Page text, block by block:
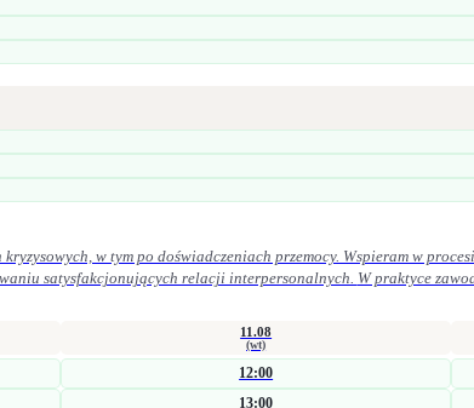
w tym po doświadczeniach przemocy. Wspieram w
W praktyce zawodowej kieruję się zasadami etyki zawodowej. Szczególne
zgłaszającej się po pomoc.
11.08
(wt)
12:00
13:00